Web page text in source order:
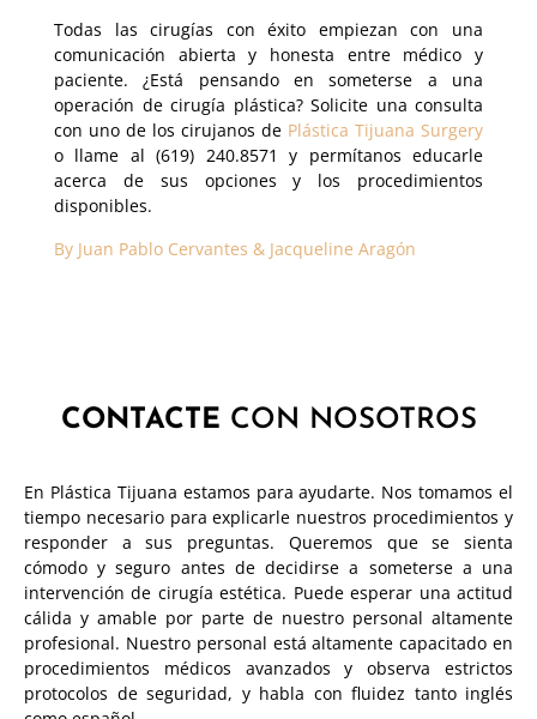
Todas las cirugías con éxito empiezan con una
comunicación abierta y honesta entre médico y
paciente. ¿Está pensando en someterse a una
operación de cirugía plástica? Solicite una consulta
con uno de los cirujanos de Plástica Tijuana Surgery
o llame al (619) 240.8571 y permítanos educarle
acerca de sus opciones y los procedimientos
disponibles.
By Juan Pablo Cervantes & Jacqueline Aragón
CONTACTE CON NOSOTROS
En Plástica Tijuana estamos para ayudarte. Nos tomamos el
tiempo necesario para explicarle nuestros procedimientos y
responder a sus preguntas. Queremos que se sienta
cómodo y seguro antes de decidirse a someterse a una
intervención de cirugía estética. Puede esperar una actitud
cálida y amable por parte de nuestro personal altamente
profesional. Nuestro personal está altamente capacitado en
procedimientos médicos avanzados y observa estrictos
protocolos de seguridad, y habla con fluidez tanto inglés